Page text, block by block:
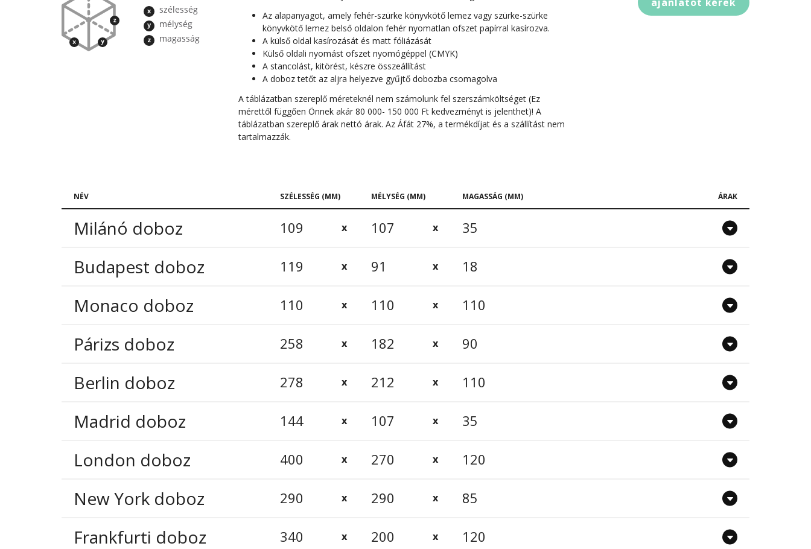
Az alapanyagot, amely fehér-szürke könyvkötő lemez vagy szürke-szürke
könyvkötő lemez belső oldalon fehér nyomatlan ofszet papírral kasírozva.
A külső oldal kasírozását és matt fóliázását
Külső oldali nyomást ofszet nyomógéppel (CMYK)
A stancolást, kitörést, készre összeállítást
A doboz tetőt az aljra helyezve gyűjtő dobozba csomagolva
A táblázatban szereplő méreteknél nem számolunk fel szerszámköltséget (Ez
mérettől függően Önnek akár 80 000- 150 000 Ft kedvezményt is jelenthet)! A
táblázatban szereplő árak nettó árak. Az Áfát 27%, a termékdíjat és a szállítást nem
tartalmazzák.
NÉV SZÉLESSÉG (MM) MÉLYSÉG (MM) MAGASSÁG (MM) ÁRAK
Milánó doboz 109 107 35
Budapest doboz 119 91 18
Monaco doboz 110 110 110
Párizs doboz 258 182 90
Berlin doboz 278 212 110
Madrid doboz 144 107 35
London doboz 400 270 120
New York doboz 290 290 85
Frankfurti doboz 340 200 120